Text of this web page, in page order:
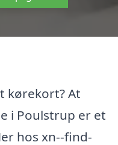
kørekort? At
i Poulstrup er et
hos xn--find-